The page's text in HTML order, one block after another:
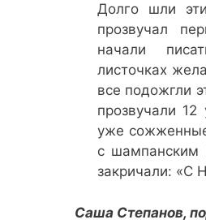
Долго шли
прозвучал
начали
листочках
все подожгли
прозвучали 12
уже
с шампанским
закричали:
Саша Степанов,